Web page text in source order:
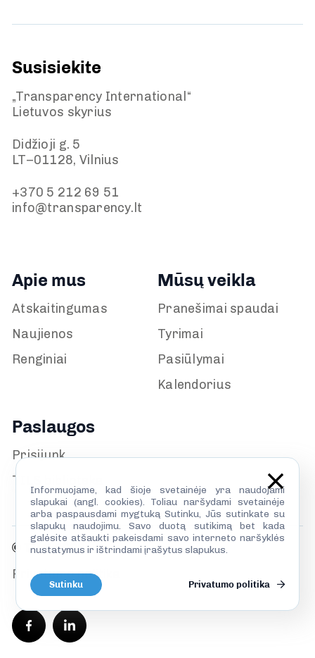
Susisiekite
„Transparency International“
Lietuvos skyrius
Didžioji g. 5
LT–01128, Vilnius
+370 5 212 69 51
info@transparency.lt
Apie mus
Atskaitingumas
Naujienos
Renginiai
Mūsų veikla
Pranešimai spaudai
Tyrimai
Pasiūlymai
Kalendorius
Paslaugos
Prisijunk
TILS biblioteka
© TILS 2026
Privatumo politika
Informuojame, kad šioje svetainėje yra naudojami
slapukai (angl. cookies). Toliau naršydami svetainėje
arba paspausdami mygtuką Sutinku, Jūs sutinkate su
slapukų naudojimu. Savo duotą sutikimą bet kada
galėsite atšaukti pakeisdami savo interneto naršyklės
nustatymus ir ištrindami įrašytus slapukus.
Sutinku Privatumo politika